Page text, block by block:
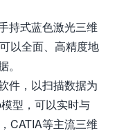
持式蓝色激光三维
以全面、高精度地
。
件，以扫描数据为
型，可以实时与
CATIA等主流三维